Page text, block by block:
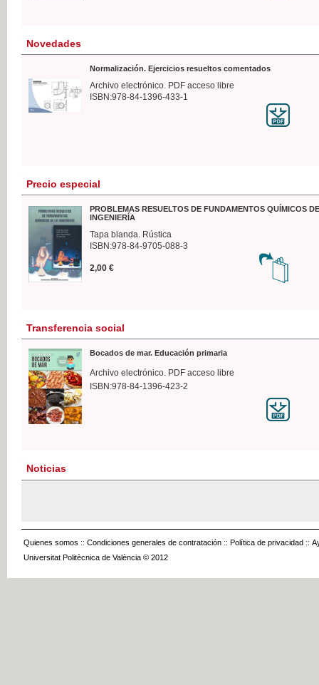
Novedades
Normalización. Ejercicios resueltos comentados
Archivo electrónico. PDF acceso libre
ISBN:978-84-1396-433-1
Precio especial
PROBLEMAS RESUELTOS DE FUNDAMENTOS QUÍMICOS
INGENIERÍA
Tapa blanda. Rústica
ISBN:978-84-9705-088-3
2,00 €
Transferencia social
Bocados de mar. Educación primaria
Archivo electrónico. PDF acceso libre
ISBN:978-84-1396-423-2
Noticias
Quienes somos :: Condiciones generales de contratación :: Política de privacidad ::
Universitat Politècnica de València © 2012